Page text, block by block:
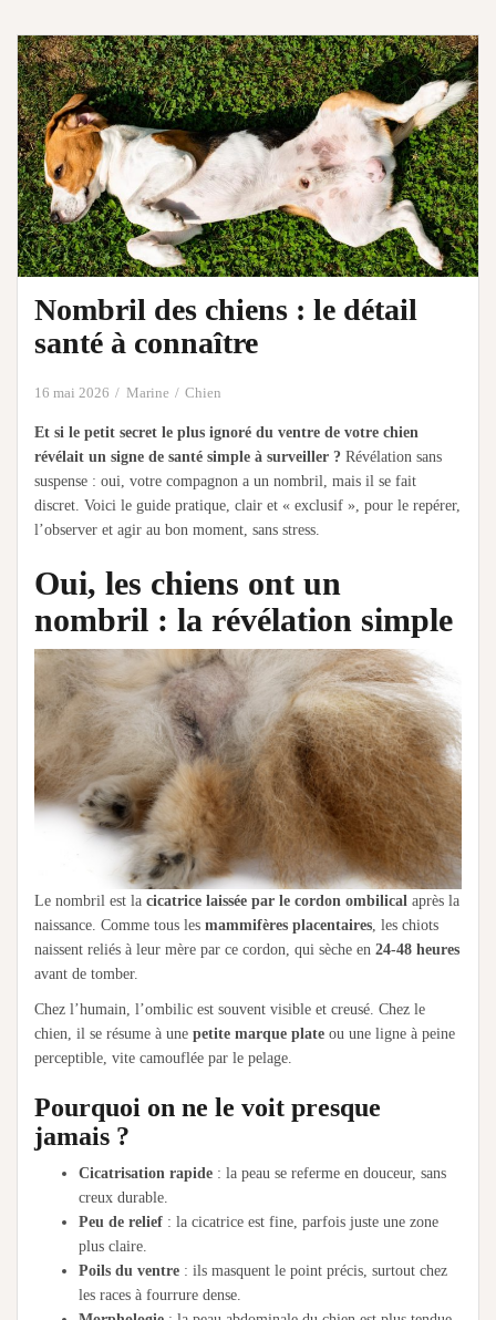
Nombril des chiens : le détail
santé à connaître
16 mai 2026 Marine Chien
Et si le petit secret le plus ignoré du ventre de votre chien
révélait un signe de santé simple à surveiller ? Révélation sans
suspense : oui, votre compagnon a un nombril, mais il se fait
discret. Voici le guide pratique, clair et « exclusif », pour le repérer,
l’observer et agir au bon moment, sans stress.
Oui, les chiens ont un
nombril : la révélation simple
Le nombril est la cicatrice laissée par le cordon ombilical après la
naissance. Comme tous les mammifères placentaires, les chiots
naissent reliés à leur mère par ce cordon, qui sèche en 24-48 heures
avant de tomber.
Chez l’humain, l’ombilic est souvent visible et creusé. Chez le
chien, il se résume à une petite marque plate ou une ligne à peine
perceptible, vite camouflée par le pelage.
Pourquoi on ne le voit presque
jamais ?
Cicatrisation rapide : la peau se referme en douceur, sans
creux durable.
Peu de relief : la cicatrice est fine, parfois juste une zone
plus claire.
Poils du ventre : ils masquent le point précis, surtout chez
les races à fourrure dense.